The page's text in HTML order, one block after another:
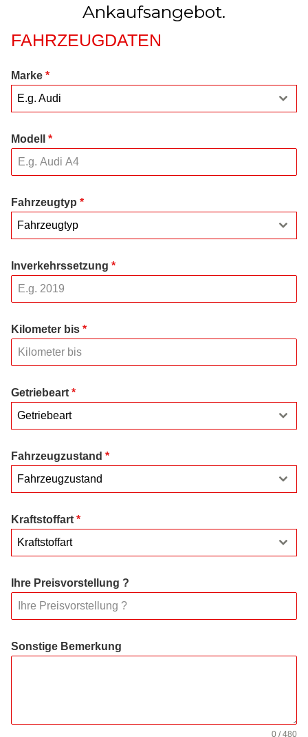
Ankaufsangebot.
FAHRZEUGDATEN
Marke *
E.g. Audi
Modell *
Fahrzeugtyp *
Fahrzeugtyp
Inverkehrssetzung *
Kilometer bis *
Getriebeart *
Getriebeart
Fahrzeugzustand *
Fahrzeugzustand
Kraftstoffart *
Kraftstoffart
Ihre Preisvorstellung ?
Sonstige Bemerkung
0 / 480